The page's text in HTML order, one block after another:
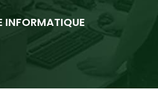
INFORMATIQUE